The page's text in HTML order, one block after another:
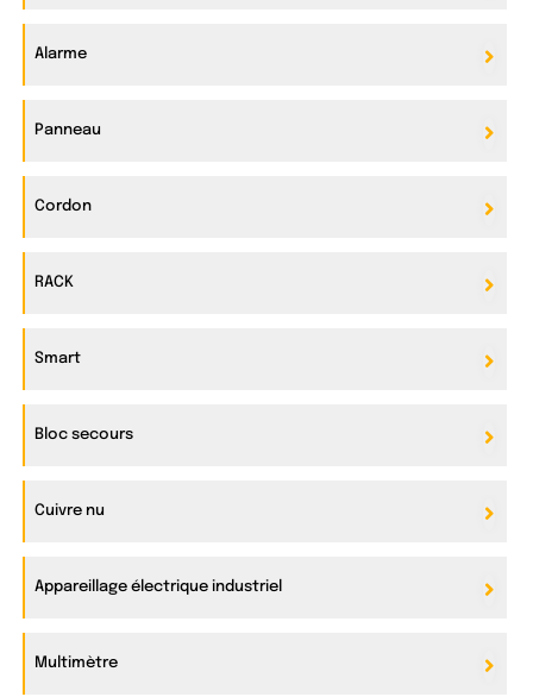
Alarme
Panneau
Cordon
RACK
Smart
Bloc secours
Cuivre nu
Appareillage électrique industriel
Multimètre